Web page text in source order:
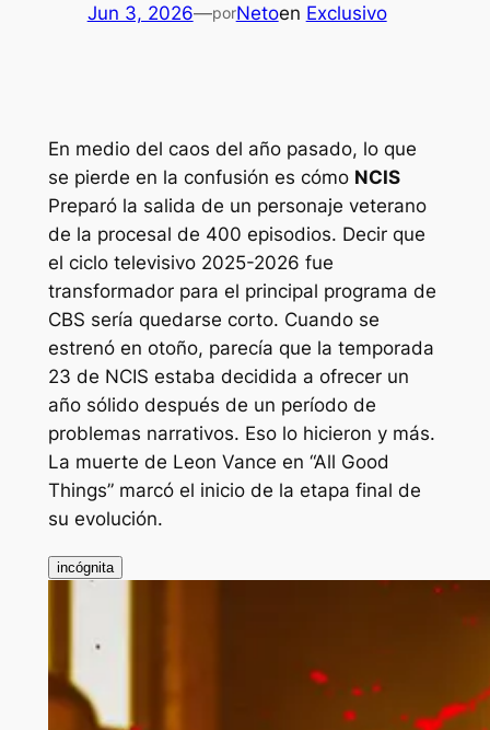
Jun 3, 2026—porNetoen Exclusivo
En medio del caos del año pasado, lo que
se pierde en la confusión es cómo NCIS
Preparó la salida de un personaje veterano
de la procesal de 400 episodios. Decir que
el ciclo televisivo 2025-2026 fue
transformador para el principal programa de
CBS sería quedarse corto. Cuando se
estrenó en otoño, parecía que la temporada
23 de NCIS estaba decidida a ofrecer un
año sólido después de un período de
problemas narrativos. Eso lo hicieron y más.
La muerte de Leon Vance en “All Good
Things” marcó el inicio de la etapa final de
su evolución.
incógnita